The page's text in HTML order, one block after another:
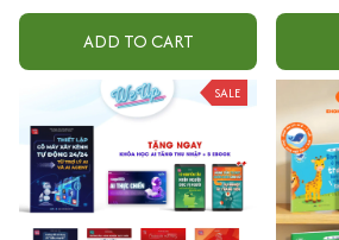
quang
ADD TO CART
SALE